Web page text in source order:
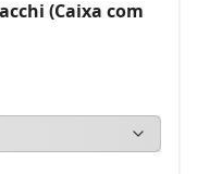
(Caixa com